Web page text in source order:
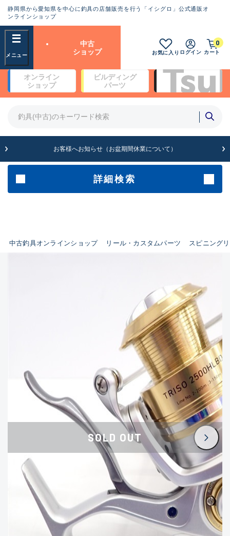
静岡県から愛知県を中心に釣具の店舗販売を行う「イシグロ」公式通販オ
ンラインショップ
中古
ショップ
お気に入り ログイン カート
0
オンライン
ショップ
ビルディング
パーツ
お客様へお知らせ（お盆期間休業について）
詳細検索
中古釣具オンラインショップ リール・カスタムパーツ スピニング
フリーワード
商品カテゴリ
竿・ルアーロッド(64190)
その他・雑品(1061)
イシグロ中川かの里店
イシグロカインズモール彦根店
イシグロ静岡中吉田店
イシグロ名東引山店
イシグロ豊田店
イシグロ豊橋向山店
イシグロ岐阜店
イシグロ高林店
イシグロ西尾店
イシグロ三河安城店
イシグロ岡崎大樹寺店
イシグロ半田店
ランクとは？
良
悪
SA
新古品（メーカー問屋から仕
入れた未使用品）
※店頭展示時の置き傷が付いている
ものも含む
傷が極めて少ない極上品
B
C
使用感や傷のある一般的な中
古品
C-
かなり使用感があり、全体的
に目立つ傷が多い品
D
著しく状態が悪いが使用はで
きるもの、改造品も含む
※ルアー、エギ、雑品、その他につきましては
ランク表記はございません。 状態は写真にて
ご確認ください。
SOLD OUT